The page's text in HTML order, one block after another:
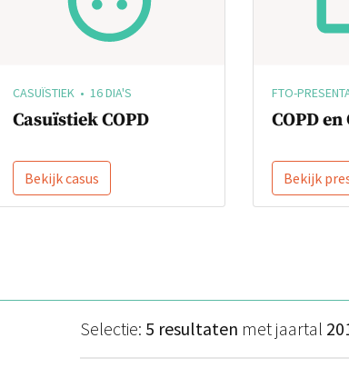
CASUÏSTIEK • 16 DIA'S
Casuïstiek COPD
Bekijk casus
FTO-
COPD
Bekijk
Selectie: 5 resultaten met jaartal